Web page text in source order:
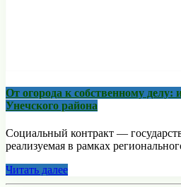
От огорода к собственному
Унечского района
Социальный контракт —
реализуемая в рамках
Читать далее